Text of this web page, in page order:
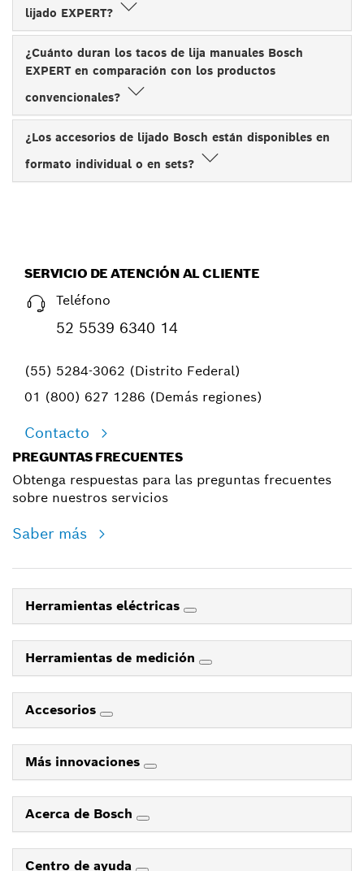
lijado EXPERT?
¿Cuánto duran los tacos de lija manuales Bosch
EXPERT en comparación con los productos
convencionales?
¿Los accesorios de lijado Bosch están disponibles en
formato individual o en sets?
SERVICIO DE ATENCIÓN AL CLIENTE
Teléfono
52 5539 6340 14
(55) 5284-3062 (Distrito Federal)
01 (800) 627 1286 (Demás regiones)
Contacto
PREGUNTAS FRECUENTES
Obtenga respuestas para las preguntas frecuentes
sobre nuestros servicios
Saber más
Herramientas eléctricas
Herramientas de medición
Accesorios
Más innovaciones
Acerca de Bosch
Centro de ayuda